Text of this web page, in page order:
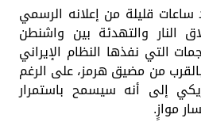
قليلة من إعلانه الرسمي
النار والتهدئة بين واشنطن
التي نفذها النظام الإيراني
من مضيق هرمز، على الرغم
إلى أنه سيسمح باستمرار
موازٍ.